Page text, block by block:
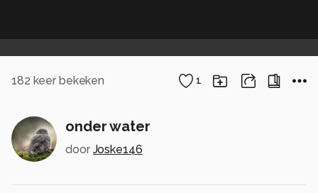
182 keer bekeken 1
onder water
door Joske146